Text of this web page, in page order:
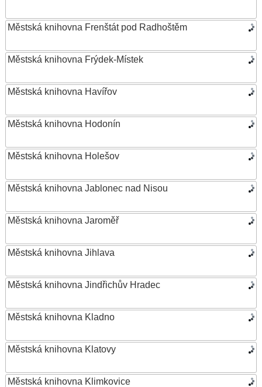
Městská knihovna Frenštát pod Radhoštěm
Městská knihovna Frýdek-Místek
Městská knihovna Havířov
Městská knihovna Hodonín
Městská knihovna Holešov
Městská knihovna Jablonec nad Nisou
Městská knihovna Jaroměř
Městská knihovna Jihlava
Městská knihovna Jindřichův Hradec
Městská knihovna Kladno
Městská knihovna Klatovy
Městská knihovna Klimkovice